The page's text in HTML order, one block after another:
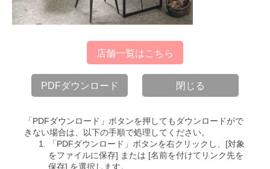
店舗一覧はこちら
PDFダウンロード 閉じる
「PDFダウンロード」ボタンを押してもダウンロードがで
きない場合は、以下の手順で処理してください。
「PDFダウンロード」ボタンを右クリックし、[対象
をファイルに保存] または [名前を付けてリンク先を
保存] を選択します。